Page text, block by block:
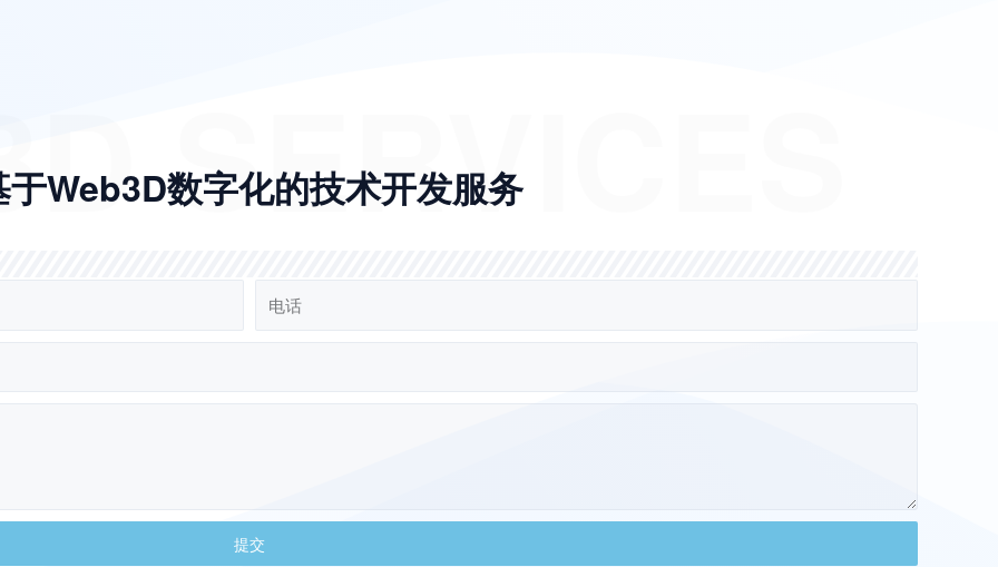
SERVICES
于Web3D数字化的技术开发服务
提交